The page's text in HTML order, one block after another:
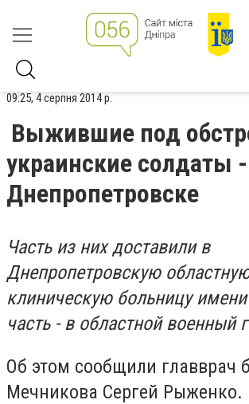
09:25, 4 серпня 2014 р.
Выжившие под
украинские солдаты
Днепропетровске
Часть из них доставили в
Днепропетровскую
клиническую больницу
часть - в областной военный
Об этом сообщили главврач
Мечникова Сергей Рыженко.